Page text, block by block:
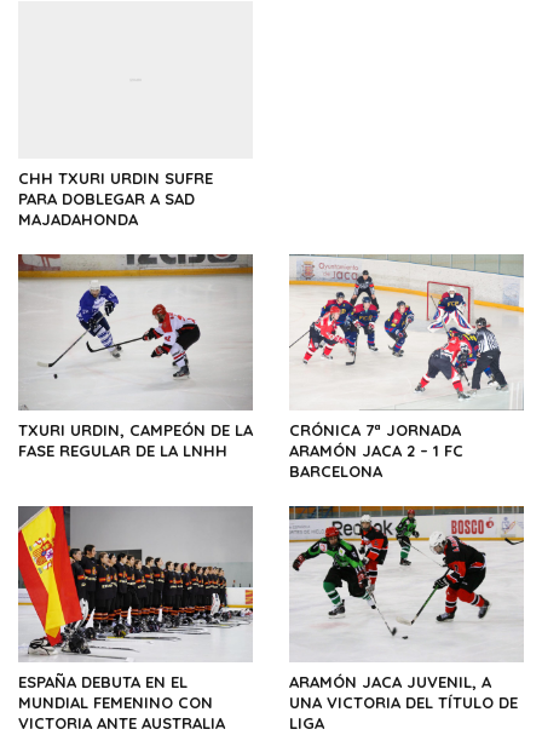
CHH TXURI URDIN SUFRE
PARA DOBLEGAR A SAD
MAJADAHONDA
TXURI URDIN, CAMPEÓN DE LA
FASE REGULAR DE LA LNHH
CRÓNICA 7ª JORNADA
ARAMÓN JACA 2 – 1 FC
BARCELONA
ESPAÑA DEBUTA EN EL
MUNDIAL FEMENINO CON
VICTORIA ANTE AUSTRALIA
ARAMÓN JACA JUVENIL, A
UNA VICTORIA DEL TÍTULO DE
LIGA